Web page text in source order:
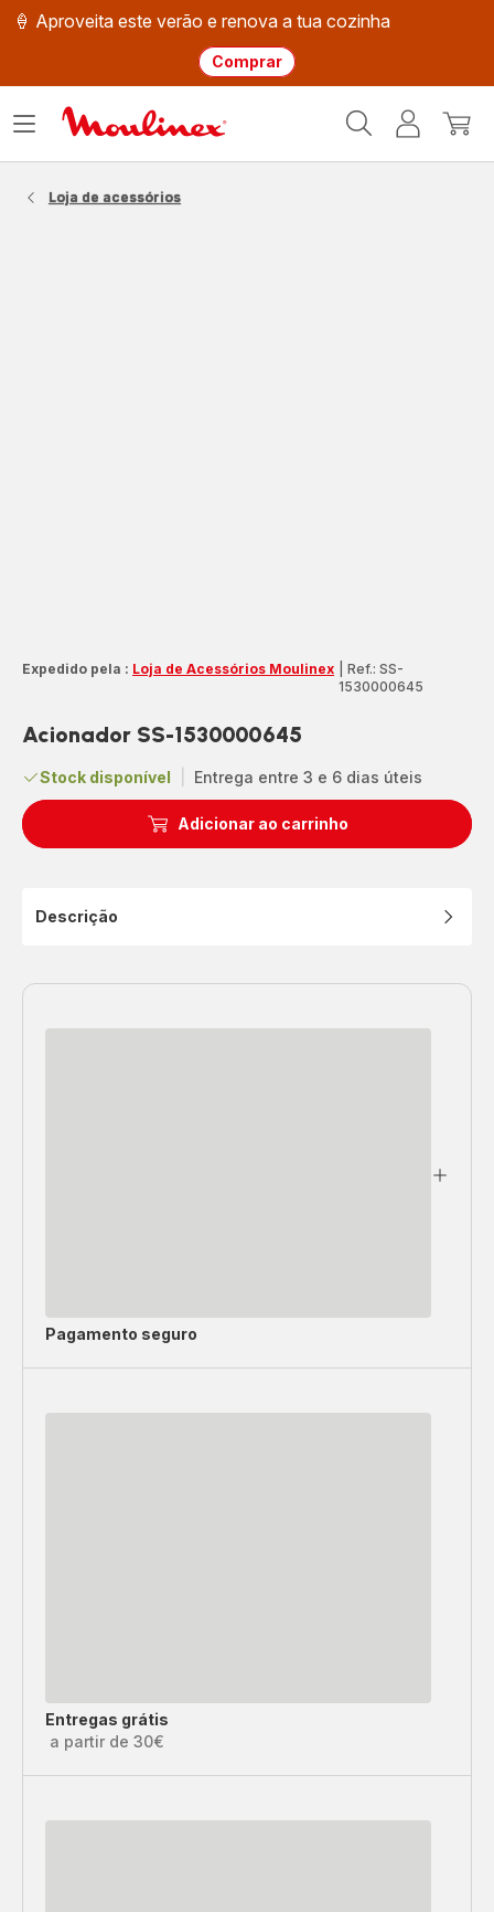
🍦 Aproveita este verão e renova a tua cozinha
Comprar
Moulinex
O
Abrir
Loja de acessórios
Expedido pela : Loja de Acessórios Moulinex
Ref.: SS-
1530000645
Acionador SS-1530000645
Stock disponível Entrega entre 3 e 6 dias úteis
Adicionar ao carrinho
Descrição
Pagamento seguro
Entregas grátis
a partir de 30€